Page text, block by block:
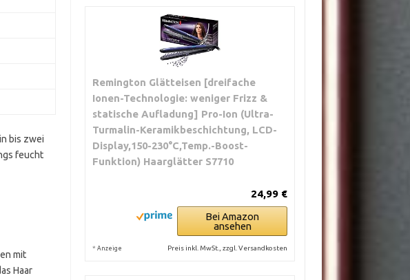
bis zwei
feucht
mit
Haar
Remington Glätteisen [dreifache
Ionen-Technologie: weniger Frizz &
statische Aufladung] Pro-Ion (Ultra-
Turmalin-Keramikbeschichtung, LCD-
Display,150-230°C,Temp.-Boost-
Funktion) Haarglätter S7710
24,99 €
Bei Amazon
ansehen
* Anzeige Preis inkl. MwSt., zzgl. Versandkosten